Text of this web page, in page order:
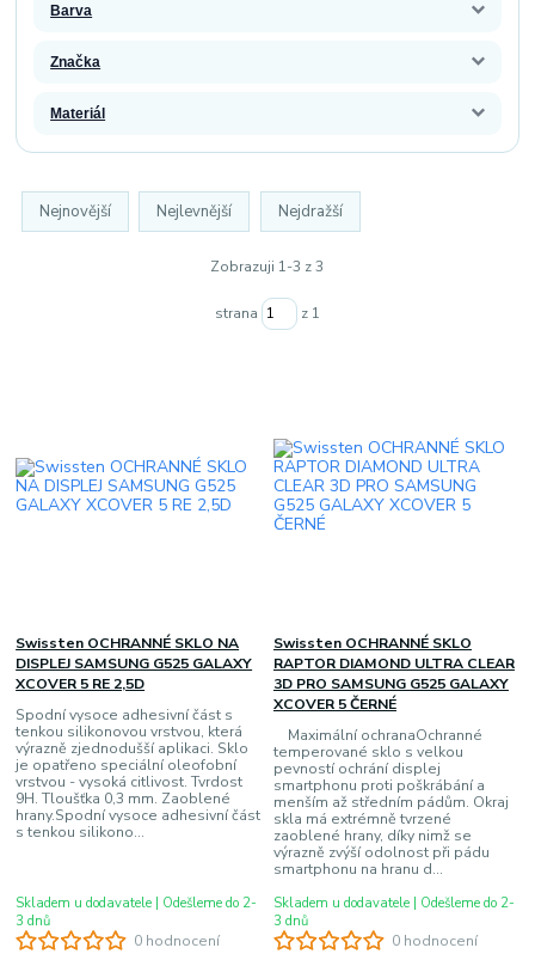
Barva
Značka
Materiál
Nejnovější Nejlevnější Nejdražší
Zobrazuji 1-3 z 3
strana z 1
0 hodnocení
Swissten OCHRANNÉ SKLO NA
DISPLEJ SAMSUNG G525 GALAXY
XCOVER 5 RE 2,5D
Spodní vysoce adhesivní část s
tenkou silikonovou vrstvou, která
výrazně zjednodušší aplikaci. Sklo
je opatřeno speciální oleofobní
vrstvou - vysoká citlivost. Tvrdost
9H. Tloušťka 0,3 mm. Zaoblené
hrany.Spodní vysoce adhesivní část
s tenkou silikono...
Skladem u dodavatele | Odešleme do 2-
3 dnů
0 hodnocení
Swissten OCHRANNÉ SKLO
RAPTOR DIAMOND ULTRA CLEAR
3D PRO SAMSUNG G525 GALAXY
XCOVER 5 ČERNÉ
Maximální ochranaOchranné
temperované sklo s velkou
pevností ochrání displej
smartphonu proti poškrábání a
menším až středním pádům. Okraj
skla má extrémně tvrzené
zaoblené hrany, díky nimž se
výrazně zvýší odolnost při pádu
smartphonu na hranu d...
Skladem u dodavatele | Odešleme do 2-
3 dnů